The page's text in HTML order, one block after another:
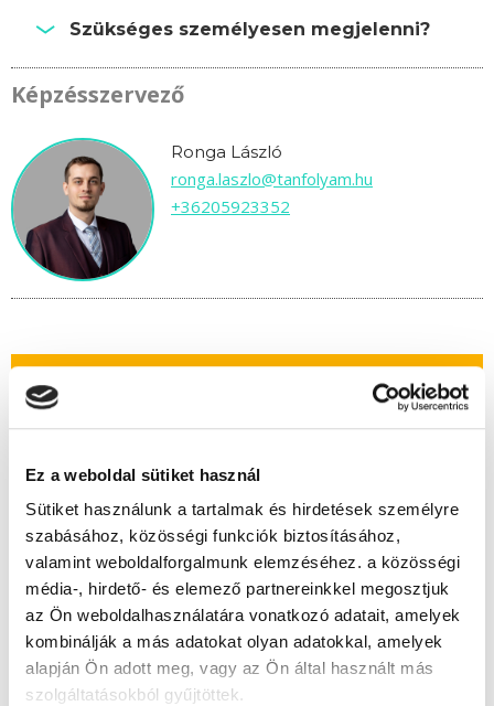
Ez a weboldal sütiket használ
Sütiket használunk a tartalmak és hirdetések személyre
szabásához, közösségi funkciók biztosításához,
valamint weboldalforgalmunk elemzéséhez. a közösségi
média-, hirdető- és elemező partnereinkkel megosztjuk
az Ön weboldalhasználatára vonatkozó adatait, amelyek
kombinálják a más adatokat olyan adatokkal, amelyek
alapján Ön adott meg, vagy az Ön által használt más
szolgáltatásokból gyűjtöttek.
Szükséges személyesen megjelenni?
Képzésszervező
Ronga László
ronga.laszlo@tanfolyam.hu
+36205923352
" G " csoport
41 nap az indulásig!
Időtartam:4 hónap
Képzés ára: 110 000 Ft
egyösszegű befizetés esetén!
Lehet még jelentkezni?Igen
Jelentkezem!